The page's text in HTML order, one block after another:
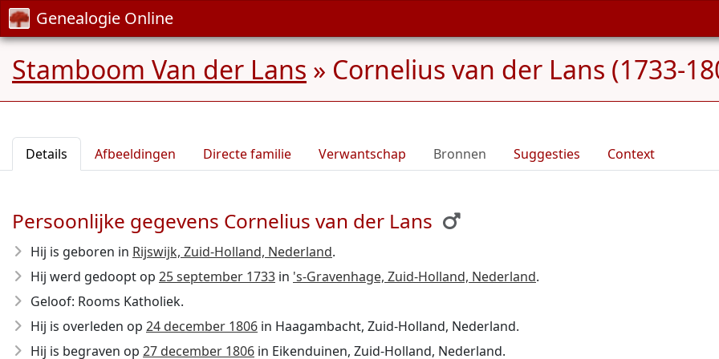
Genealogie Online
Stamboom Van der Lans » Cornelius van der Lans (1733-
Details Afbeeldingen Directe familie Verwantschap Bronnen Suggesties Context
Persoonlijke gegevens Cornelius van der Lans
Hij is geboren in Rijswijk, Zuid-Holland, Nederland.
Hij werd gedoopt op 25 september 1733 in 's-Gravenhage, Zuid-Holland, Nederland.
Geloof: Rooms Katholiek.
Hij is overleden op 24 december 1806 in Haagambacht, Zuid-Holland, Nederland.
Hij is begraven op 27 december 1806 in Eikenduinen, Zuid-Holland, Nederland.